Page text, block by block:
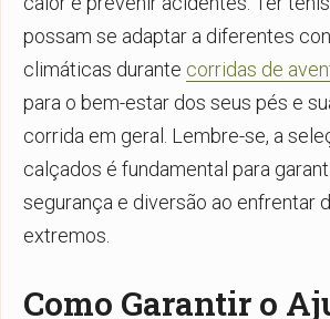
possam se adaptar a diferentes
climáticas durante corridas de
para o bem-estar dos seus pés e
corrida em geral. Lembre-se, a
calçados é fundamental para
segurança e diversão ao enfrentar
extremos.
Como Garantir o